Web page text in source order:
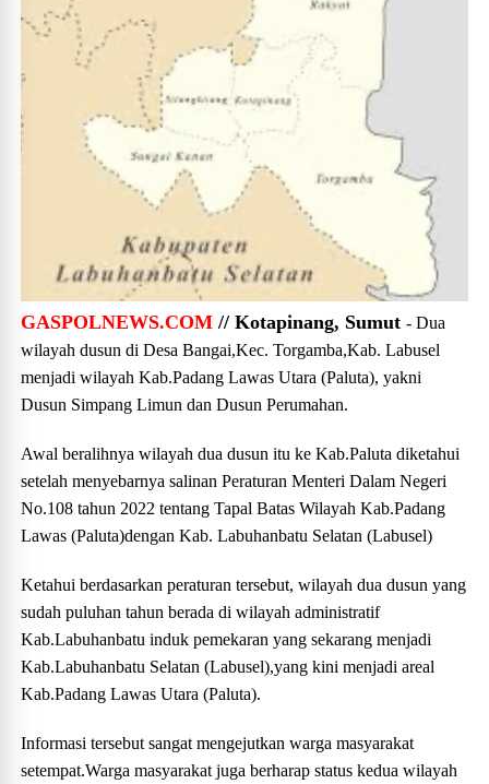
GASPOLNEWS.COM// Kotapinang, Sumut- Dua
wilayah dusun di Desa Bangai,Kec. Torgamba,Kab. Labusel
menjadi wilayah Kab.Padang Lawas Utara (Paluta), yakni
Dusun Simpang Limun dan Dusun Perumahan.
Awal beralihnya wilayah dua dusun itu ke Kab.Paluta diketahui
setelah menyebarnya salinan Peraturan Menteri Dalam Negeri
No.108 tahun 2022 tentang Tapal Batas Wilayah Kab.Padang
Lawas (Paluta)dengan Kab. Labuhanbatu Selatan (Labusel)
Ketahui berdasarkan peraturan tersebut, wilayah dua dusun yang
sudah puluhan tahun berada di wilayah administratif
Kab.Labuhanbatu induk pemekaran yang sekarang menjadi
Kab.Labuhanbatu Selatan (Labusel),yang kini menjadi areal
Kab.Padang Lawas Utara (Paluta).
Informasi tersebut sangat mengejutkan warga masyarakat
setempat.Warga masyarakat juga berharap status kedua wilayah